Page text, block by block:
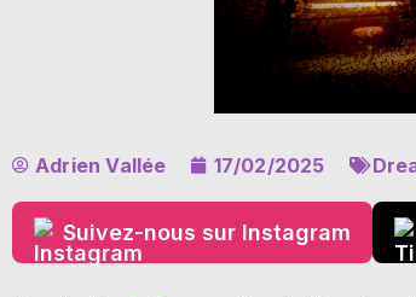
Adrien Vallée 17/02/2025
Suivez-nous sur Instagram